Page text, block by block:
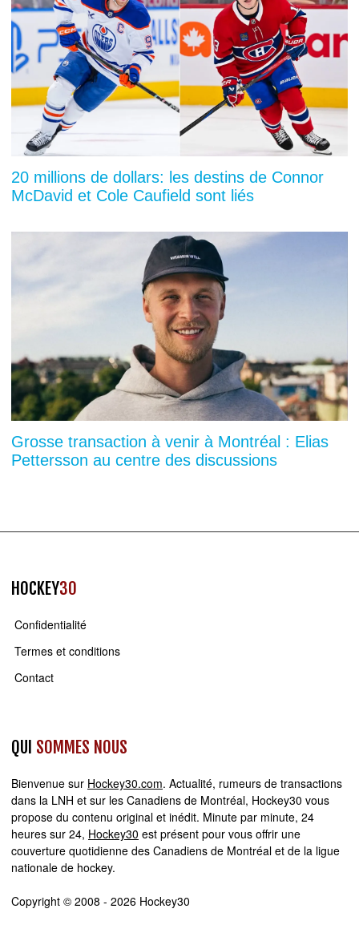
20 millions de dollars: les destins de Connor
McDavid et Cole Caufield sont liés
Grosse transaction à venir à Montréal : Elias
Pettersson au centre des discussions
HOCKEY30
Confidentialité
Termes et conditions
Contact
QUI SOMMES NOUS
Bienvenue sur Hockey30.com. Actualité, rumeurs de transactions
dans la LNH et sur les Canadiens de Montréal, Hockey30 vous
propose du contenu original et inédit. Minute par minute, 24
heures sur 24, Hockey30 est présent pour vous offrir une
couverture quotidienne des Canadiens de Montréal et de la ligue
nationale de hockey.
Copyright © 2008 - 2026 Hockey30